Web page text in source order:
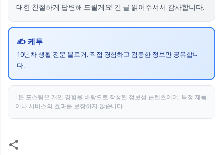
대한 친절하게 답변해 드릴게요! 긴 글 읽어주셔서 감사합니다.
✍️ 케투
10년차 생활 전문 블로거. 직접 경험하고 검증한 정보만 공유합니
다.
ℹ️ 본 포스팅은 개인 경험을 바탕으로 작성된 정보성 콘텐츠이며, 특정 제품
이나 서비스의 효과를 보장하지 않습니다.